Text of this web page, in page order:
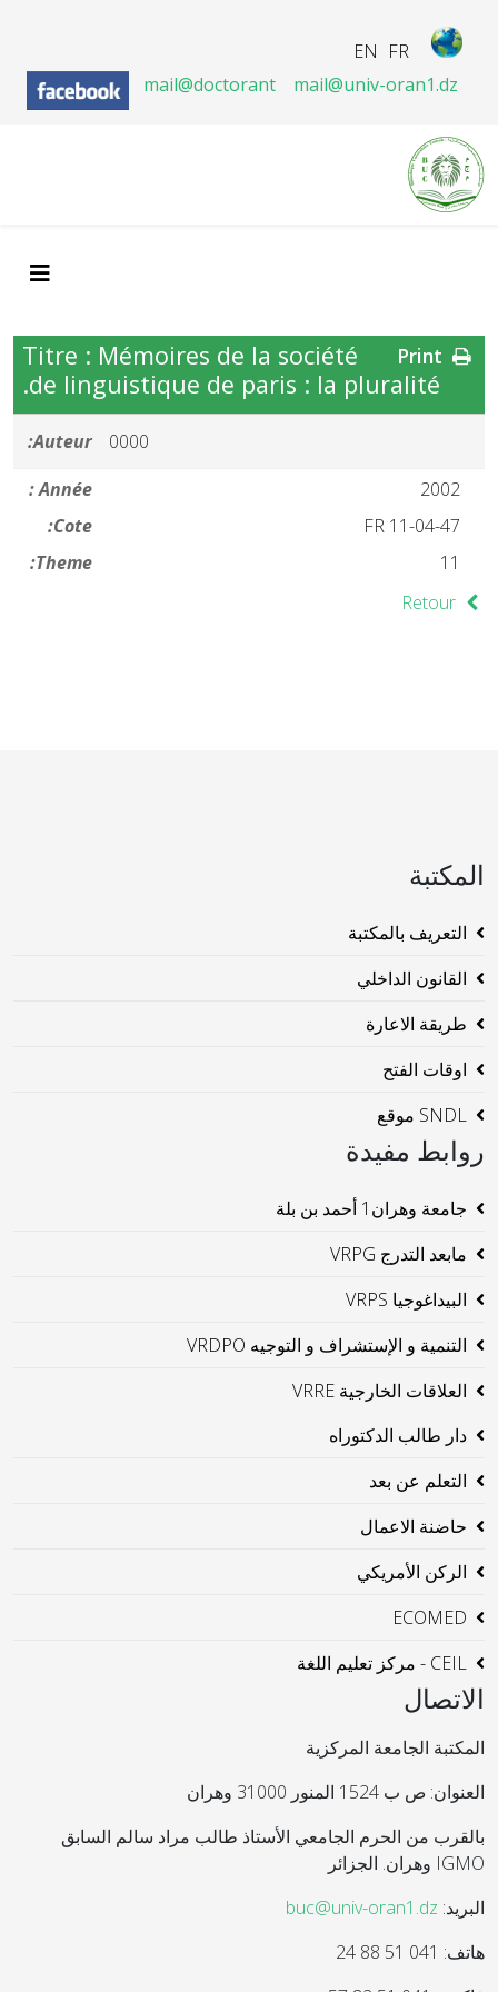
FR
EN
mail@doctorant
mail@univ-oran1.dz
Titre : Mémoires de la société
de linguistique de paris : la pluralité.
Auteur:
0000
Année :
2002
Cote:
FR 11-04-47
Theme:
11
Retour
المكتبة
التعريف بالمكتبة
القانون الداخلي
طريقة الاعارة
اوقات الفتح
SNDL موقع
روابط مفيدة
جامعة وهران1 أحمد بن بلة
مابعد التدرج VRPG
البيداغوجيا VRPS
التنمية و الإستشراف و التوجيه VRDPO
العلاقات الخارجية VRRE
دار طالب الدكتوراه
التعلم عن بعد
حاضنة الاعمال
الركن الأمريكي
ECOMED
CEIL - مركز تعليم اللغة
الاتصال
المكتبة الجامعة المركزية
العنوان: ص ب 1524 المنور 31000 وهران
بالقرب من الحرم الجامعي الأستاذ طالب مراد سالم السابق
IGMO وهران. الجزائر
البريد: buc@univ-oran1.dz
هاتف: 041 51 88 24